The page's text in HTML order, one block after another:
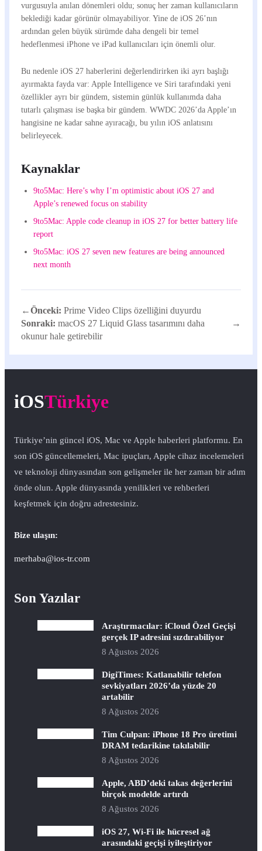
vurgusuyla anılan dönemleri oldu; sonuç her zaman kullanıcıların
beklediği kadar görünür olmayabiliyor. Yine de iOS 26’nın
ardından gelen büyük sürümde daha dengeli bir temel
hedeflenmesi iPhone ve iPad kullanıcıları için önemli olur.
Bu nedenle iOS 27 haberlerini değerlendirirken iki ayrı başlığı
ayırmakta fayda var: Apple Intelligence ve Siri tarafındaki yeni
özellikler ayrı bir gündem, sistemin günlük kullanımda daha
tutarlı çalışması ise başka bir gündem. WWDC 2026’da Apple’ın
hangisine ne kadar sahne ayıracağı, bu yılın iOS anlatısını
belirleyecek.
Kaynaklar
9to5Mac: Here’s why I’m optimistic about iOS 27 and
Apple’s renewed focus on stability
9to5Mac: Apple code cleanup in iOS 27 for better battery life
report
9to5Mac: iOS 27 seven new features are being announced
next month
←Önceki: Prime Video Clips özelliğini duyurdu
Sonraki: macOS 27 Liquid Glass tasarımını daha
okunur hale getirebilir
→
iOSTürkiye
Türkiye’nin güncel iOS, Mac ve Apple haberleri platformu. En
son iOS güncellemeleri, Mac ipuçları, Apple cihaz incelemeleri
ve teknoloji dünyasından son gelişmeler ile her zaman bir adım
önde olun. Apple dünyasında yenilikleri ve rehberleri
keşfetmek için doğru adrestesiniz.
Bize ulaşın:
merhaba@ios-tr.com
Son Yazılar
Araştırmacılar: iCloud Özel Geçişi
gerçek IP adresini sızdırabiliyor
8 Ağustos 2026
DigiTimes: Katlanabilir telefon
sevkiyatları 2026’da yüzde 20
artabilir
8 Ağustos 2026
Tim Culpan: iPhone 18 Pro üretimi
DRAM tedarikine takılabilir
8 Ağustos 2026
Apple, ABD’deki takas değerlerini
birçok modelde artırdı
8 Ağustos 2026
iOS 27, Wi-Fi ile hücresel ağ
arasındaki geçişi iyileştiriyor